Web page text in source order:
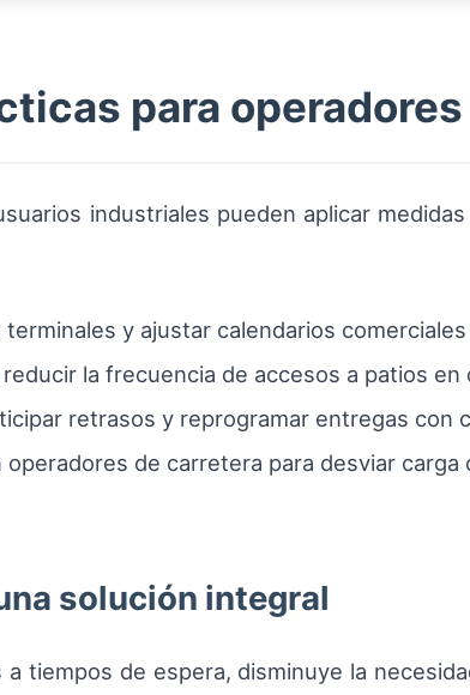
para
industriales pueden aplicar
y ajustar calendarios
reducir la frecuencia de accesos a patios en
retrasos y reprogramar entregas con
de carretera para desviar
solución integral
tiempos de espera, disminuye la